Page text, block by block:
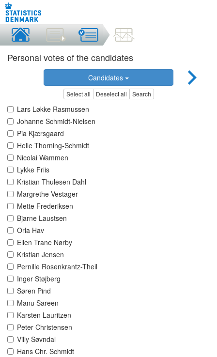
Personal votes of the candidates
Candidates
Select all Deselect all Search
Lars Løkke Rasmussen
Johanne Schmidt-Nielsen
Pia Kjærsgaard
Helle Thorning-Schmidt
Nicolai Wammen
Lykke Friis
Kristian Thulesen Dahl
Margrethe Vestager
Mette Frederiksen
Bjarne Laustsen
Orla Hav
Ellen Trane Nørby
Kristian Jensen
Pernille Rosenkrantz-Theil
Inger Støjberg
Søren Pind
Manu Sareen
Karsten Lauritzen
Peter Christensen
Villy Søvndal
Hans Chr. Schmidt